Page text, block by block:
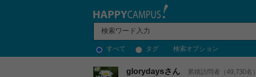
すべて タグ 検索オプション
glorydaysさん 累積訪問者（49,730名）